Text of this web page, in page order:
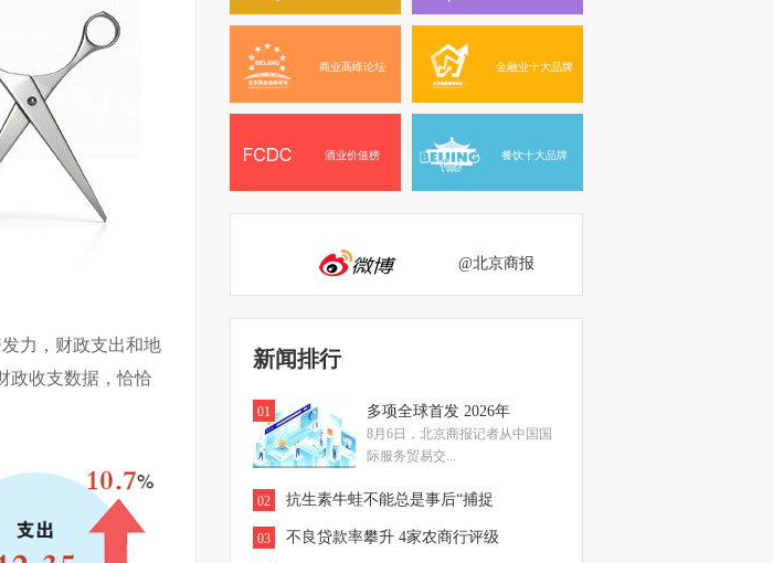
力，财政支出和地
政收支数据，恰恰
商业高峰论坛 金融业十大品牌
酒业价值榜 餐饮十大品牌
@北京商报
新闻排行
01 多项全球首发 2026年
8月6日，北京商报记者从中国国
际服务贸易交...
02 抗生素牛蛙不能总是事后“捕捉
03 不良贷款率攀升 4家农商行评级